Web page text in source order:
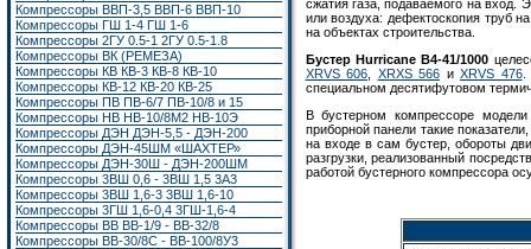
Компрессоры ВВП-3,5 ВВП-6 ВВП-10
Компрессоры ГШ 1-4 ГШ 1-6
Компрессоры 2ГУ 0.5-1 2ГУ 0.5-1.8
Компрессоры ВК (РЕМЕЗА)
Компрессоры КВ КВ-3 КВ-8 КВ-10
Компрессоры КВ-12 КВ-20 КВ-25
Компрессоры ПВ ПВ-6/7 ПВ-10/8 и 15
Компрессоры НВ НВ-10/8М2 НВ-10Э
Компрессоры ДЭН ДЭН-5,5 - ДЭН-200
Компрессоры ДЭН-45ШМ «ШАХТЕР»
Компрессоры ДЭН-30Ш - ДЭН-200ШМ
Компрессоры 3ВШ 0,6 - 3ВШ 1,5 3А3
Компрессоры 3ВШ 1,6-3 3ВШ 1,6-10
Компрессоры 3ГШ 1,6-0,4 3ГШ-1,6-4
Компрессоры ВВ ВВ-1/9 - ВВ-32/8
Компрессоры ВВ-30/8С - ВВ-100/8У3
сжатия газа, подаваемого на вход.
или воздуха: дефектоскопия труб
на объектах строительства.
Бустер Hurricane B4-41/1000
XRVS 606
XRXS 566 и XRVS 476.
специальном десятифутовом
В бустерном компрессоре
приборной панели такие
на входе в сам бустер, обороты
разгрузки, реализованный
работой бустерного компрессора